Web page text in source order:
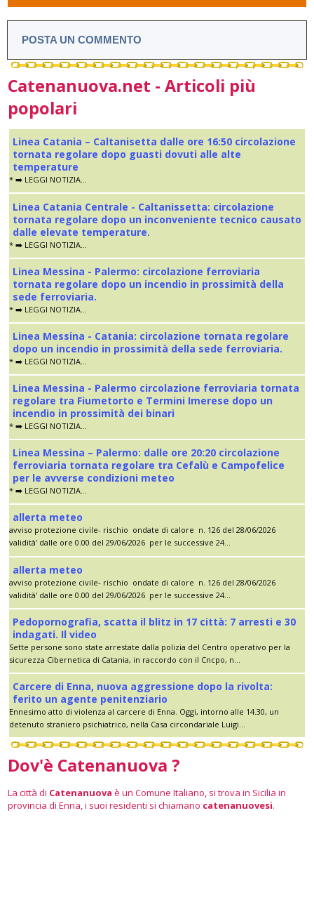
POSTA UN COMMENTO
Catenanuova.net - Articoli più
popolari
Linea Catania – Caltanisetta dalle ore 16:50 circolazione
tornata regolare dopo guasti dovuti alle alte
temperature
* ➡️ LEGGI NOTIZIA...
Linea Catania Centrale - Caltanissetta: circolazione
tornata regolare dopo un inconveniente tecnico causato
dalle elevate temperature.
* ➡️ LEGGI NOTIZIA...
Linea Messina - Palermo: circolazione ferroviaria
tornata regolare dopo un incendio in prossimità della
sede ferroviaria.
* ➡️ LEGGI NOTIZIA...
Linea Messina - Catania: circolazione tornata regolare
dopo un incendio in prossimità della sede ferroviaria.
* ➡️ LEGGI NOTIZIA...
Linea Messina - Palermo circolazione ferroviaria tornata
regolare tra Fiumetorto e Termini Imerese dopo un
incendio in prossimità dei binari
* ➡️ LEGGI NOTIZIA...
Linea Messina – Palermo: dalle ore 20:20 circolazione
ferroviaria tornata regolare tra Cefalù e Campofelice
per le avverse condizioni meteo
* ➡️ LEGGI NOTIZIA...
allerta meteo
avviso protezione civile- rischio ondate di calore n. 126 del 28/06/2026
validità' dalle ore 0.00 del 29/06/2026 per le successive 24...
allerta meteo
avviso protezione civile- rischio ondate di calore n. 126 del 28/06/2026
validità' dalle ore 0.00 del 29/06/2026 per le successive 24...
Pedopornografia, scatta il blitz in 17 città: 7 arresti e 30
indagati. Il video
Sette persone sono state arrestate dalla polizia del Centro operativo per la
sicurezza Cibernetica di Catania, in raccordo con il Cncpo, n...
Carcere di Enna, nuova aggressione dopo la rivolta:
ferito un agente penitenziario
Ennesimo atto di violenza al carcere di Enna. Oggi, intorno alle 14.30, un
detenuto straniero psichiatrico, nella Casa circondariale Luigi...
Dov'è Catenanuova ?
La città di Catenanuova è un Comune Italiano, si trova in Sicilia in
provincia di Enna, i suoi residenti si chiamano catenanuovesi.